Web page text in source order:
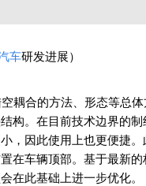
车研发进展）
耦合的方法、形态等总
构。在目前技术边界的
，因此使用上也更便捷
在车辆顶部。基于最新
在此基础上进一步优化。